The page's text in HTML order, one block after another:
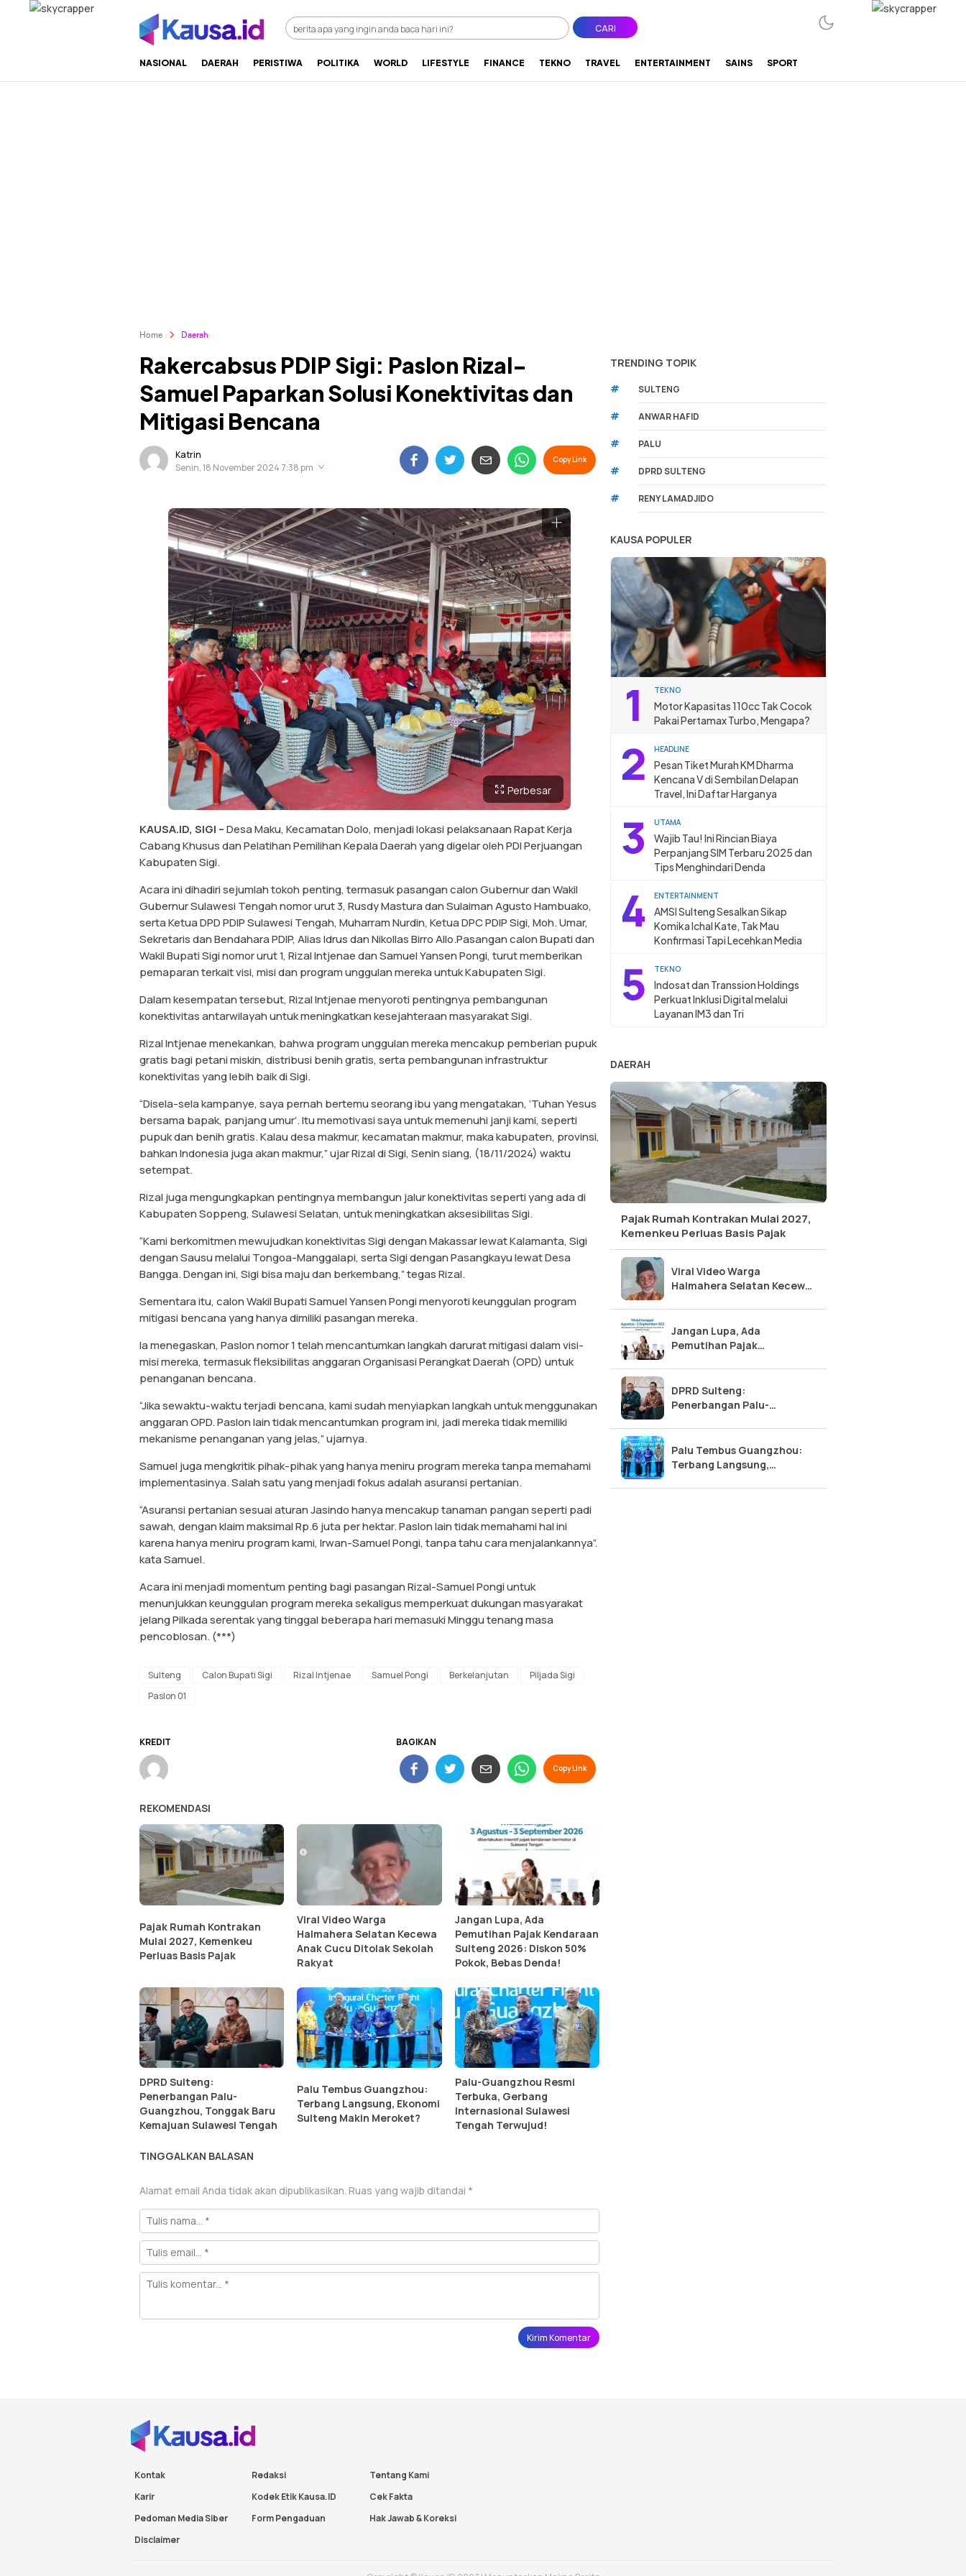
kausa
menuntaskan makna berita CARI
NASIONAL DAERAH PERISTIWA POLITIKA WORLD LIFESTYLE FINANCE TEKNO TRAVEL ENTERTAINMENT SAINS SPORT
Home Daerah
Rakercabsus PDIP Sigi: Paslon Rizal-
Samuel Paparkan Solusi Konektivitas dan
Mitigasi Bencana
Katrin
Senin, 18 November 2024 7:38 pm
Copy Link
Perbesar
KAUSA.ID, SIGI –Desa Maku, Kecamatan Dolo, menjadi lokasi pelaksanaan Rapat Kerja
Cabang Khusus dan Pelatihan Pemilihan Kepala Daerah yang digelar oleh PDI Perjuangan
Kabupaten Sigi.
Acara ini dihadiri sejumlah tokoh penting, termasuk pasangan calon Gubernur dan Wakil
Gubernur Sulawesi Tengah nomor urut 3, Rusdy Mastura dan Sulaiman Agusto Hambuako,
serta Ketua DPD PDIP Sulawesi Tengah, Muharram Nurdin, Ketua DPC PDIP Sigi, Moh. Umar,
Sekretaris dan Bendahara PDIP, Alias Idrus dan Nikollas Birro Allo.Pasangan calon Bupati dan
Wakil Bupati Sigi nomor urut 1, Rizal Intjenae dan Samuel Yansen Pongi, turut memberikan
pemaparan terkait visi, misi dan program unggulan mereka untuk Kabupaten Sigi.
Dalam kesempatan tersebut, Rizal Intjenae menyoroti pentingnya pembangunan
konektivitas antarwilayah untuk meningkatkan kesejahteraan masyarakat Sigi.
Rizal Intjenae menekankan, bahwa program unggulan mereka mencakup pemberian pupuk
gratis bagi petani miskin, distribusi benih gratis, serta pembangunan infrastruktur
konektivitas yang lebih baik di Sigi.
“Disela-sela kampanye, saya pernah bertemu seorang ibu yang mengatakan, ‘Tuhan Yesus
bersama bapak, panjang umur’. Itu memotivasi saya untuk memenuhi janji kami, seperti
pupuk dan benih gratis. Kalau desa makmur, kecamatan makmur, maka kabupaten, provinsi,
bahkan Indonesia juga akan makmur,” ujar Rizal di Sigi, Senin siang, (18/11/2024) waktu
setempat.
Rizal juga mengungkapkan pentingnya membangun jalur konektivitas seperti yang ada di
Kabupaten Soppeng, Sulawesi Selatan, untuk meningkatkan aksesibilitas Sigi.
“Kami berkomitmen mewujudkan konektivitas Sigi dengan Makassar lewat Kalamanta, Sigi
dengan Sausu melalui Tongoa-Manggalapi, serta Sigi dengan Pasangkayu lewat Desa
Bangga. Dengan ini, Sigi bisa maju dan berkembang,” tegas Rizal.
Sementara itu, calon Wakil Bupati Samuel Yansen Pongi menyoroti keunggulan program
mitigasi bencana yang hanya dimiliki pasangan mereka.
Ia menegaskan, Paslon nomor 1 telah mencantumkan langkah darurat mitigasi dalam visi-
misi mereka, termasuk fleksibilitas anggaran Organisasi Perangkat Daerah (OPD) untuk
penanganan bencana.
“Jika sewaktu-waktu terjadi bencana, kami sudah menyiapkan langkah untuk menggunakan
anggaran OPD. Paslon lain tidak mencantumkan program ini, jadi mereka tidak memiliki
mekanisme penanganan yang jelas,” ujarnya.
Samuel juga mengkritik pihak-pihak yang hanya meniru program mereka tanpa memahami
implementasinya. Salah satu yang menjadi fokus adalah asuransi pertanian.
“Asuransi pertanian sesuai aturan Jasindo hanya mencakup tanaman pangan seperti padi
sawah, dengan klaim maksimal Rp.6 juta per hektar. Paslon lain tidak memahami hal ini
karena hanya meniru program kami, Irwan-Samuel Pongi, tanpa tahu cara menjalankannya”.
kata Samuel.
Acara ini menjadi momentum penting bagi pasangan Rizal-Samuel Pongi untuk
menunjukkan keunggulan program mereka sekaligus memperkuat dukungan masyarakat
jelang Pilkada serentak yang tinggal beberapa hari memasuki Minggu tenang masa
pencoblosan. (***)
Sulteng Calon Bupati Sigi Rizal Intjenae Samuel Pongi Berkelanjutan
Piljada Sigi
Paslon 01
KREDIT BAGIKAN
Copy Link
REKOMENDASI
Pajak Rumah Kontrakan
Mulai 2027, Kemenkeu
Perluas Basis Pajak
Viral Video Warga
Halmahera Selatan Kecewa
Anak Cucu Ditolak Sekolah
Rakyat
Jangan Lupa, Ada
Pemutihan Pajak Kendaraan
Sulteng 2026: Diskon 50%
Pokok, Bebas Denda!
DPRD Sulteng:
Penerbangan Palu-
Guangzhou, Tonggak Baru
Kemajuan Sulawesi Tengah
Palu Tembus Guangzhou:
Terbang Langsung, Ekonomi
Sulteng Makin Meroket?
Palu-Guangzhou Resmi
Terbuka, Gerbang
Internasional Sulawesi
Tengah Terwujud!
TINGGALKAN BALASAN
Alamat email Anda tidak akan dipublikasikan. Ruas yang wajib ditandai *
TRENDING TOPIK
#
SULTENG
# ANWAR HAFID
# PALU
# DPRD SULTENG
# RENY LAMADJIDO
KAUSA POPULER
1 TEKNO
Motor Kapasitas 110cc Tak Cocok
Pakai Pertamax Turbo, Mengapa?
2 HEADLINE
Pesan Tiket Murah KM Dharma
Kencana V di Sembilan Delapan
Travel, Ini Daftar Harganya
3 UTAMA
Wajib Tau! Ini Rincian Biaya
Perpanjang SIM Terbaru 2025 dan
Tips Menghindari Denda
4 ENTERTAINMENT
AMSI Sulteng Sesalkan Sikap
Komika Ichal Kate, Tak Mau
Konfirmasi Tapi Lecehkan Media
5 TEKNO
Indosat dan Transsion Holdings
Perkuat Inklusi Digital melalui
Layanan IM3 dan Tri
DAERAH
Pajak Rumah Kontrakan Mulai 2027,
Kemenkeu Perluas Basis Pajak
Viral Video Warga
Halmahera Selatan Kecewa
Jangan Lupa, Ada
Pemutihan Pajak
Denda!
DPRD Sulteng:
Penerbangan Palu-
Palu Tembus Guangzhou:
Terbang Langsung,
Kontak Redaksi
Tentang Kami
Karir
Kodek Etik Kausa.ID
Cek Fakta
Pedoman Media Siber
Form Pengaduan
Hak Jawab & Koreksi
Disclaimer